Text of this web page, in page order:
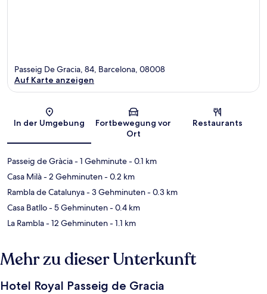
Karte
Passeig De Gracia, 84, Barcelona, 08008
Auf Karte anzeigen
In der Umgebung
Fortbewegung vor
Ort
Restaurants
Passeig de Gràcia- 1 Gehminute- 0.1 km
Casa Milà- 2 Gehminuten- 0.2 km
Rambla de Catalunya- 3 Gehminuten- 0.3 km
Casa Batllo- 5 Gehminuten- 0.4 km
La Rambla- 12 Gehminuten- 1.1 km
Mehr zu dieser Unterkunft
Hotel Royal Passeig de Gracia